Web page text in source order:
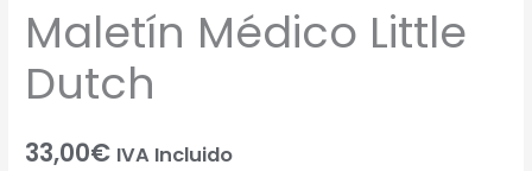
Maletín Médico Little
Dutch
33,00€ IVA Incluido